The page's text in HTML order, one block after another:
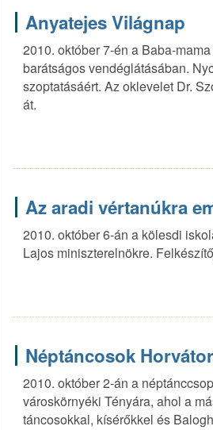
Anyatejes Világnap
2010. október 7-én a Baba-
barátságos vendéglátásában.
szoptatásáért. Az oklevelet Dr.
át.
Az aradi vértanúkra
2010. október 6-án a kölesdi
Lajos miniszterelnökre.
Néptáncosok
2010. október 2-án a
városkörnyéki Tényára, ahol a
táncosokkal, kísérőkkel és